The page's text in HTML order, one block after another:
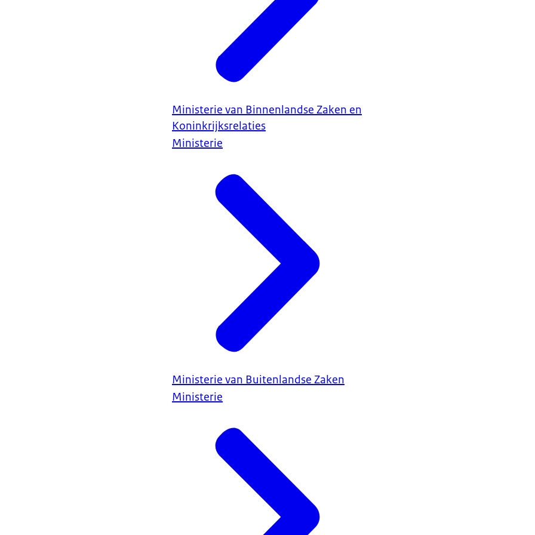
Ministerie van Binnenlandse Zaken en
Koninkrijksrelaties
Ministerie
Ministerie van Buitenlandse Zaken
Ministerie